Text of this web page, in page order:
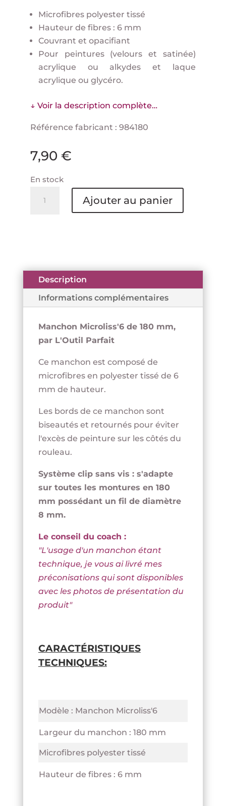
Microfibres polyester tissé
Hauteur de fibres : 6 mm
Couvrant et opacifiant
Pour peintures (velours et satinée)
acrylique ou alkydes et laque
acrylique ou glycéro.
↓ Voir la description complète…
Référence fabricant : 984180
7,90 €
En stock
mm
L'OUTIL
PARFAIT
Ajouter au panier
Description
Informations complémentaires
Manchon Microliss'6 de 180 mm,
par L'Outil Parfait
Ce manchon est composé de
microfibres en polyester tissé de 6
mm de hauteur.
Les bords de ce manchon sont
biseautés et retournés pour éviter
l'excès de peinture sur les côtés du
rouleau.
Système clip sans vis : s'adapte
sur toutes les montures en 180
mm possédant un fil de diamètre
8 mm.
Le conseil du coach :
"L'usage d'un manchon étant
technique, je vous ai livré mes
préconisations qui sont disponibles
avec les photos de présentation du
produit"
CARACTÉRISTIQUES
TECHNIQUES:
Modèle : Manchon Microliss'6
Largeur du manchon : 180 mm
Microfibres polyester tissé
Hauteur de fibres : 6 mm